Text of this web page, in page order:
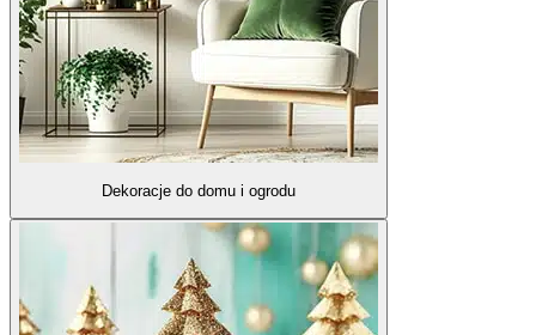
Dekoracje do domu i ogrodu